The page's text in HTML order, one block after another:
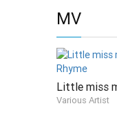
MV
Various Artist